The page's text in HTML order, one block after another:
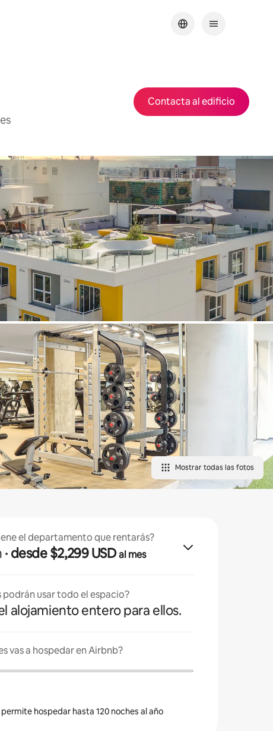
Contacta al edificio
Mostrar todas las fotos
el departamento que rentarás?
· desde $2,299 USDal mes
podrán usar todo el espacio?
alojamiento entero para ellos.
vas a hospedar en Airbnb?
hospedar hasta 120 noches al año